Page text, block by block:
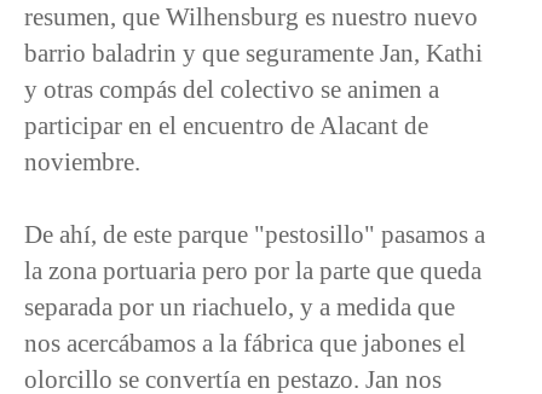
resumen, que Wilhensburg es nuestro nuevo
barrio baladrin y que seguramente Jan, Kathi
y otras compás del colectivo se animen a
participar en el encuentro de Alacant de
noviembre.
De ahí, de este parque "pestosillo" pasamos a
la zona portuaria pero por la parte que queda
separada por un riachuelo, y a medida que
nos acercábamos a la fábrica que jabones el
olorcillo se convertía en pestazo. Jan nos